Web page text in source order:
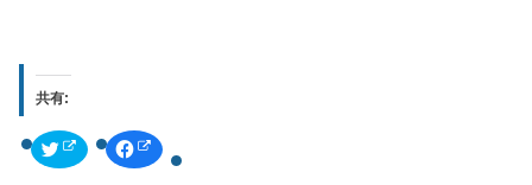
共有:
ク
ッ
F
c